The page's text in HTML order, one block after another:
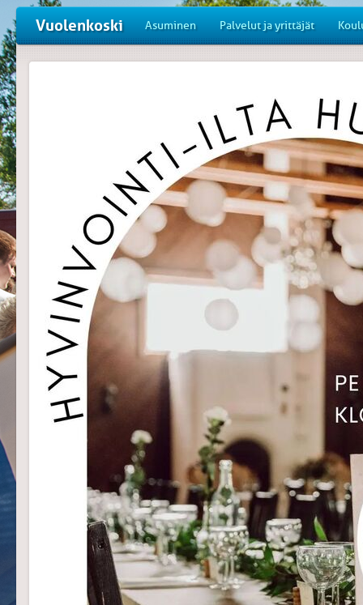
Vuolenkoski Asuminen Palvelut ja yrittäjät